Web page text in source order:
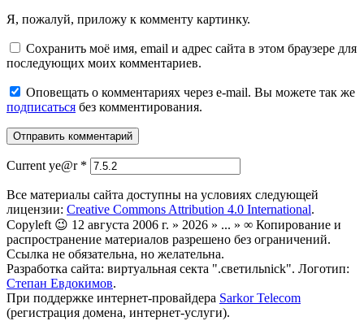
Я, пожалуй, приложу к комменту картинку.
Сохранить моё имя, email и адрес сайта в этом браузере для
последующих моих комментариев.
Оповещать о комментариях через e-mail. Вы можете так же
подписаться без комментирования.
Current ye@r *
Все материалы сайта доступны на условиях следующей
лицензии: Creative Commons Attribution 4.0 International.
Copyleft 😉 12 августа 2006 г. » 2026 » ... » ∞ Копирование и
распространение материалов разрешено без ограничений.
Ссылка не обязательна, но желательна.
Разработка сайта: виртуальная секта ".светильnick". Логотип:
Степан Евдокимов.
При поддержке интернет-провайдера Sarkor Telecom
(регистрация домена, интернет-услуги).